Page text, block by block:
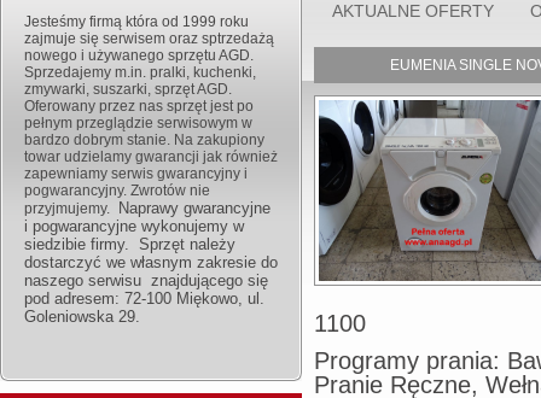
Jesteśmy firmą która od 1999 roku
zajmuje się serwisem oraz sptrzedażą
nowego i używanego sprzętu AGD.
Sprzedajemy m.in. pralki, kuchenki,
zmywarki, suszarki, sprzęt AGD.
Oferowany przez nas sprzęt jest po
pełnym przeglądzie serwisowym w
bardzo dobrym stanie. Na zakupiony
towar udzielamy gwarancji jak również
zapewniamy serwis gwarancyjny i
pogwarancyjny. Zwrotów nie
przyjmujemy.
Naprawy gwarancyjne
i pogwarancyjne wykonujemy w
siedzibie firmy. Sprzęt należy
dostarczyć we własnym zakresie do
naszego serwisu znajdującego się
pod adresem: 72-100 Miękowo, ul.
Goleniowska 29.
AKTUALNE OFERTY
EUMENIA SINGLE
1100
Programy prania:
Pranie Ręczne,